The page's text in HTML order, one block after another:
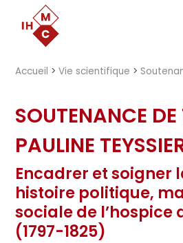
Accueil >Vie scientifique >
SOUTENANCE DE
PAULINE
Encadrer et soigner
histoire politique,
sociale de l’hospice
(1797-1825)